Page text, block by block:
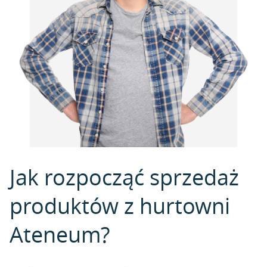
Jak rozpocząć sprzedaż
produktów z hurtowni
Ateneum?